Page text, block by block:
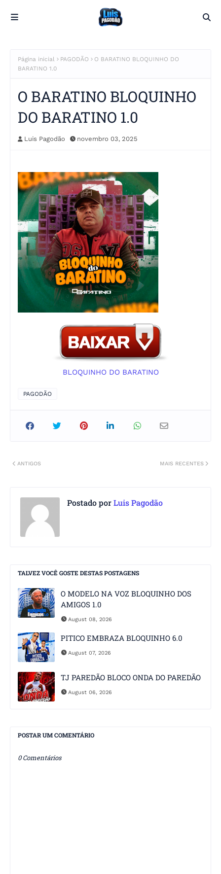
Página inicial PAGODÃO
O BARATINO BLOQUINHO DO
BARATINO 1.0
O BARATINO BLOQUINHO
DO BARATINO 1.0
Luis Pagodão novembro 03, 2025
BLOQUINHO DO BARATINO
PAGODÃO
MAIS RECENTES
ANTIGOS
Postado porLuis Pagodão
TALVEZ VOCÊ GOSTE DESTAS POSTAGENS
O MODELO NA VOZ BLOQUINHO DOS
AMIGOS 1.0
August 08, 2026
PITICO EMBRAZA BLOQUINHO 6.0
August 07, 2026
TJ PAREDÃO BLOCO ONDA DO PAREDÃO
August 06, 2026
POSTAR UM COMENTÁRIO
0 Comentários